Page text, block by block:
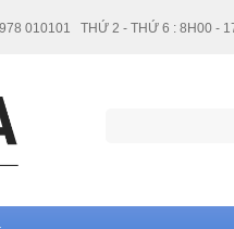
010101 THỨ 2 - THỨ 6 : 8H00 -